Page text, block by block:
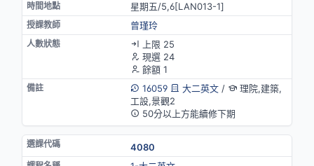
星期五/5,6[LAN013-1]
曾瑾玲
上限 25
現選 24
餘額 1
16059
大二英文/
理院,建築,
工設,景觀2
50分以上方能續修下期
4080